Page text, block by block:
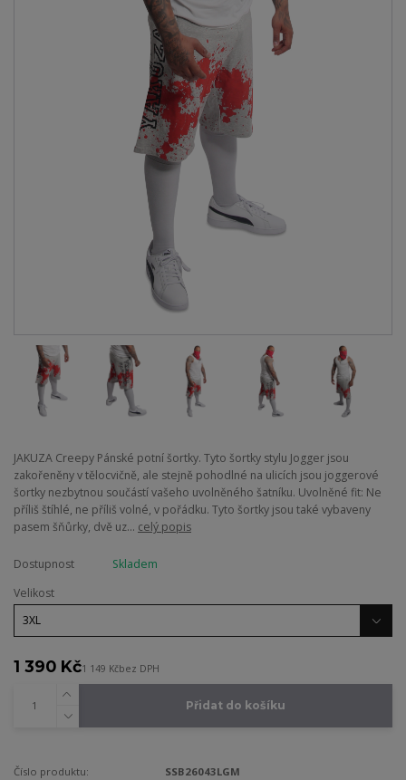
JAKUZA Creepy Pánské potní šortky. Tyto šortky stylu Jogger jsou
zakořeněny v tělocvičně, ale stejně pohodlné na ulicích jsou joggerové
šortky nezbytnou součástí vašeho uvolněného šatníku. Uvolněné fit: Ne
příliš štíhlé, ne příliš volné, v pořádku. Tyto šortky jsou také vybaveny
pasem šňůrky, dvě uz... celý popis
Dostupnost
Skladem
Velikost
1 390 Kč1 149 Kčbez DPH
Přidat do košíku
Číslo produktu:
SSB26043LGM